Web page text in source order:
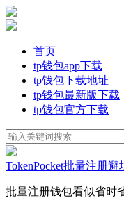
首页
tp钱包app下载
tp钱包下载地址
tp钱包最新版下载
tp钱包官方下载
TokenPocket批量注册避
批量注册钱包看似省时